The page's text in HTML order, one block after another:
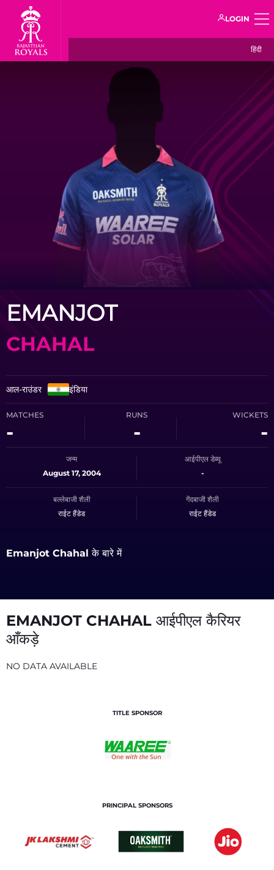
LOGIN
हिंदी
EMANJOT
CHAHAL
आल-राउंडर इंडिया
MATCHES
-
RUNS
-
WICKETS
-
जन्म
August 17, 2004
आईपीएल डेब्यू
-
बल्लेबाजी शैली
राईट हैंडेड
गेंदबाजी शैली
राईट हैंडेड
Emanjot Chahal के बारे में
EMANJOT CHAHAL आईपीएल कैरियर
आँकड़े
NO DATA AVAILABLE
TITLE SPONSOR
PRINCIPAL SPONSORS